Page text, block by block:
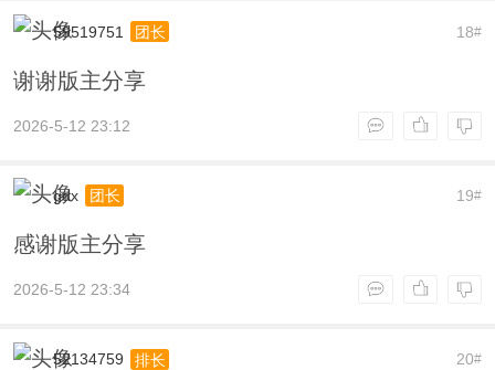
18#
59519751 团长
谢谢版主分享
2026-5-12 23:12
19#
gdx 团长
感谢版主分享
2026-5-12 23:34
20#
52134759 排长